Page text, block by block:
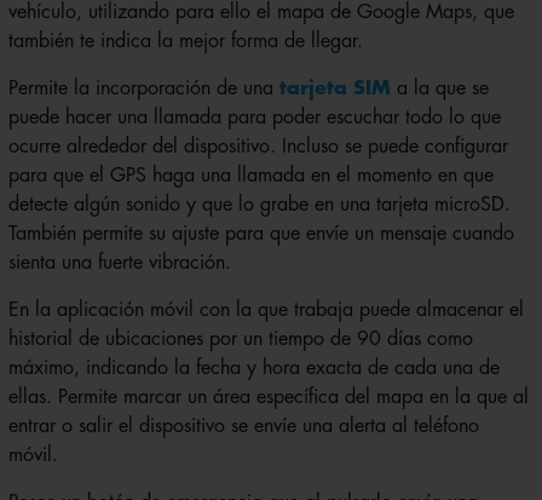
vehículo, utilizando para ello el mapa de Google Maps, que
también te indica la mejor forma de llegar.
Permite la incorporación de una tarjeta SIM a la que se
puede hacer una llamada para poder escuchar todo lo que
ocurre alrededor del dispositivo. Incluso se puede configurar
para que el GPS haga una llamada en el momento en que
detecte algún sonido y que lo grabe en una tarjeta microSD.
También permite su ajuste para que envíe un mensaje cuando
sienta una fuerte vibración.
En la aplicación móvil con la que trabaja puede almacenar el
historial de ubicaciones por un tiempo de 90 días como
máximo, indicando la fecha y hora exacta de cada una de
ellas. Permite marcar un área específica del mapa en la que al
entrar o salir el dispositivo se envíe una alerta al teléfono
móvil.